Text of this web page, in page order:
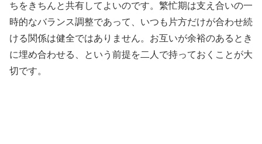
ちをきちんと共有してよいのです。繁忙期は支え合いの一
時的なバランス調整であって、いつも片方だけが合わせ続
ける関係は健全ではありません。お互いが余裕のあるとき
に埋め合わせる、という前提を二人で持っておくことが大
切です。